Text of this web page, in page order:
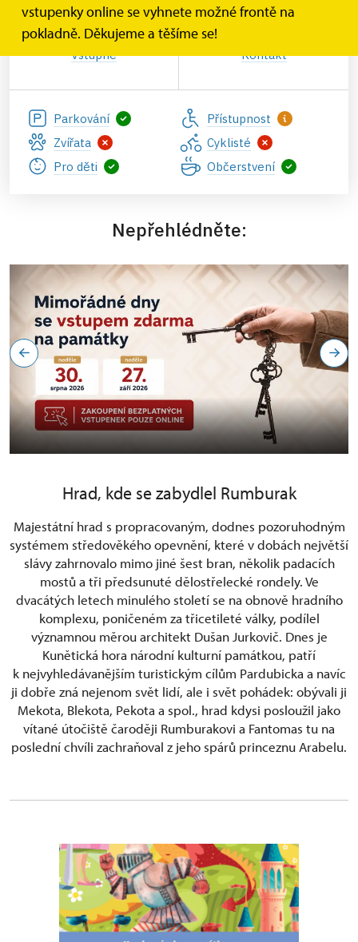
vstupenky online se vyhnete možné frontě na
pokladně. Děkujeme a těšíme se!
Vstupné Kontakt
Parkování
Přístupnost
Zvířata
Cyklisté
Pro děti
Občerstvení
Nepřehlédněte:
Hrad, kde se zabydlel Rumburak
Majestátní hrad s propracovaným, dodnes pozoruhodným
systémem středověkého opevnění, které v dobách největší
slávy zahrnovalo mimo jiné šest bran, několik padacích
mostů a tři předsunuté dělostřelecké rondely. Ve
dvacátých letech minulého století se na obnově hradního
komplexu, poničeném za třicetileté války, podílel
významnou měrou architekt Dušan Jurkovič. Dnes je
Kunětická hora národní kulturní památkou, patří
k nejvyhledávanějším turistickým cílům Pardubicka a navíc
ji dobře zná nejenom svět lidí, ale i svět pohádek: obývali ji
Mekota, Blekota, Pekota a spol., hrad kdysi posloužil jako
vítané útočiště čaroději Rumburakovi a Fantomas tu na
poslední chvíli zachraňoval z jeho spárů princeznu Arabelu.